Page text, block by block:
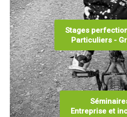
Stages
Particuliers -
Entreprise et